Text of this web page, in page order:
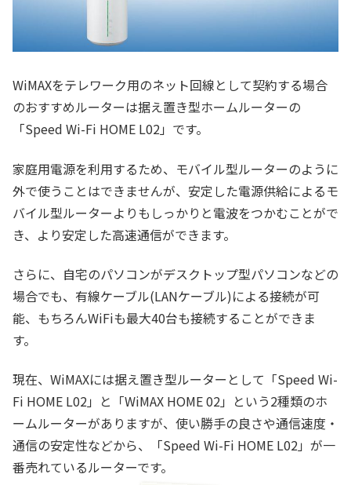
WiMAXをテレワーク用のネット回線として契約する場合
のおすすめルーターは据え置き型ホームルーターの
「Speed Wi-Fi HOME L02」です。
家庭用電源を利用するため、モバイル型ルーターのように
外で使うことはできませんが、安定した電源供給によるモ
バイル型ルーターよりもしっかりと電波をつかむことがで
き、より安定した高速通信ができます。
さらに、自宅のパソコンがデスクトップ型パソコンなどの
場合でも、有線ケーブル(LANケーブル)による接続が可
能、もちろんWiFiも最大40台も接続することができま
す。
現在、WiMAXには据え置き型ルーターとして「Speed Wi-
Fi HOME L02」と「WiMAX HOME 02」という2種類のホ
ームルーターがありますが、使い勝手の良さや通信速度・
通信の安定性などから、「Speed Wi-Fi HOME L02」が一
番売れているルーターです。